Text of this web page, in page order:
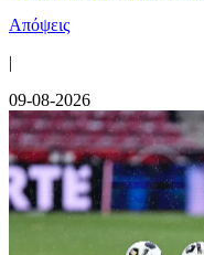
Απόψεις
|
09-08-2026